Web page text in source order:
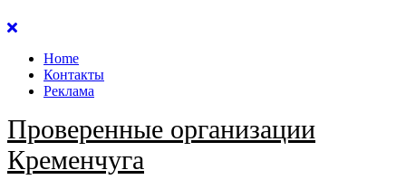
Перейти
содержанию
Home
Контакты
Реклама
Проверенные организации
Кременчуга